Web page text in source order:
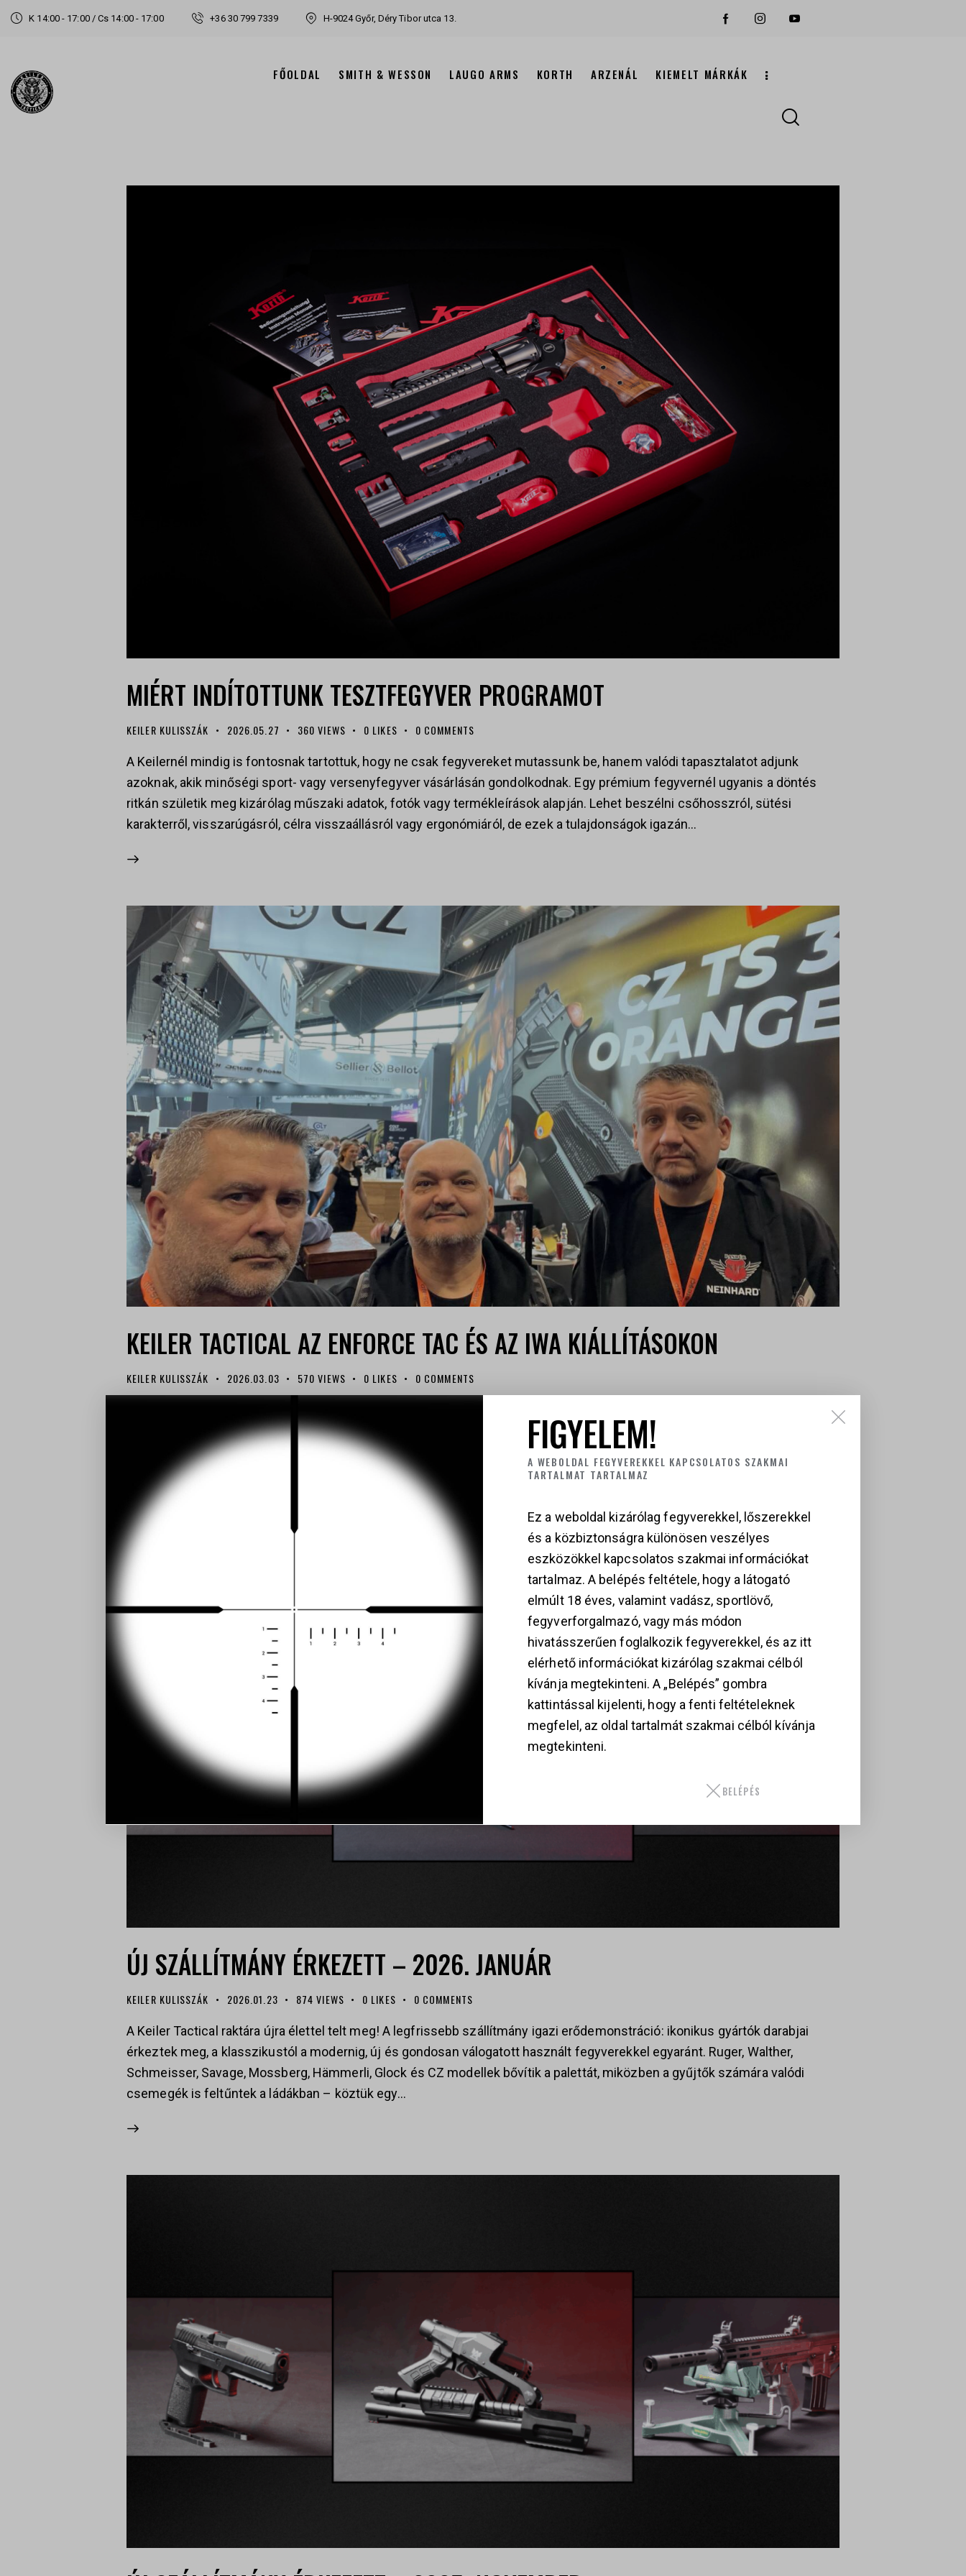
K 14:00 - 17:00 / Cs 14:00 - 17:00 +36 30 799 7339 H-9024 Győr, Déry Tibor utca 13.
FŐOLDAL SMITH & WESSON LAUGO ARMS KORTH ARZENÁL KIEMELT MÁRKÁK
MIÉRT INDÍTOTTUNK TESZTFEGYVER PROGRAMOT
KEILER KULISSZÁK 2026.05.27 360 VIEWS 0 LIKES 0 COMMENTS
A Keilernél mindig is fontosnak tartottuk, hogy ne csak fegyvereket mutassunk be, hanem valódi tapasztalatot adjunk
azoknak, akik minőségi sport- vagy versenyfegyver vásárlásán gondolkodnak. Egy prémium fegyvernél ugyanis a döntés
ritkán születik meg kizárólag műszaki adatok, fotók vagy termékleírások alapján. Lehet beszélni csőhosszról, sütési
karakterről, visszarúgásról, célra visszaállásról vagy ergonómiáról, de ezek a tulajdonságok igazán…
KEILER TACTICAL AZ ENFORCE TAC ÉS AZ IWA KIÁLLÍTÁSOKON
KEILER KULISSZÁK 2026.03.03 570 VIEWS 0 LIKES 0 COMMENTS
Enforce Tac hadiipari szakkiállításon és az IWA OutdoorClassics polgári fegyver- és outdoor expón, mindkettőnek a
NürnbergMesse adott otthont. Üdvözlet Németországból a Keiler Tactical csapatától A két esemény egymást kiegészítve
mutatja be az iparág teljes spektrumát: az Enforce Tac a…
ÚJ SZÁLLÍTMÁNY ÉRKEZETT – 2026. JANUÁR
KEILER KULISSZÁK 2026.01.23 874 VIEWS 0 LIKES 0 COMMENTS
A Keiler Tactical raktára újra élettel telt meg! A legfrissebb szállítmány igazi erődemonstráció: ikonikus gyártók darabjai
érkeztek meg, a klasszikustól a modernig, új és gondosan válogatott használt fegyverekkel egyaránt. Ruger, Walther,
Schmeisser, Savage, Mossberg, Hämmerli, Glock és CZ modellek bővítik a palettát, miközben a gyűjtők számára valódi
csemegék is feltűntek a ládákban – köztük egy…
FIGYELEM!
A WEBOLDAL FEGYVEREKKEL KAPCSOLATOS SZAKMAI
TARTALMAT TARTALMAZ
Ez a weboldal kizárólag fegyverekkel, lőszerekkel
és a közbiztonságra különösen veszélyes
eszközökkel kapcsolatos szakmai információkat
tartalmaz. A belépés feltétele, hogy a látogató
elmúlt 18 éves, valamint vadász, sportlövő,
fegyverforgalmazó, vagy más módon
hivatásszerűen foglalkozik fegyverekkel, és az itt
elérhető információkat kizárólag szakmai célból
kívánja megtekinteni. A „Belépés” gombra
kattintással kijelenti, hogy a fenti feltételeknek
megfelel, az oldal tartalmát szakmai célból kívánja
megtekinteni.
BELÉPÉS